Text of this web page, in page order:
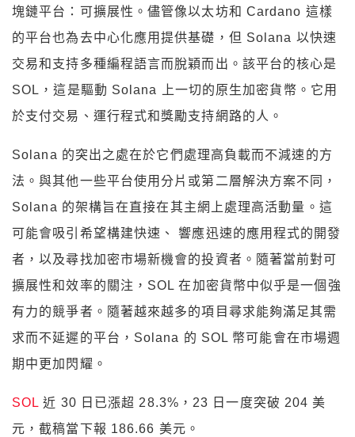
塊鏈平台：可擴展性。儘管像以太坊和 Cardano 這樣
的平台也為去中心化應用提供基礎，但 Solana 以快速
交易和支持多種編程語言而脫穎而出。該平台的核心是
SOL，這是驅動 Solana 上一切的原生加密貨幣。它用
於支付交易、運行程式和獎勵支持網路的人。
Solana 的突出之處在於它們處理高負載而不減速的方
法。與其他一些平台使用分片或第二層解決方案不同，
Solana 的架構旨在直接在其主網上處理高活動量。這
可能會吸引希望構建快速、 響應迅速的應用程式的開發
者，以及尋找加密市場新機會的投資者。隨著當前對可
擴展性和效率的關注，SOL 在加密貨幣中似乎是一個強
有力的競爭者。隨著越來越多的項目尋求能夠滿足其需
求而不延遲的平台，Solana 的 SOL 幣可能會在市場週
期中更加閃耀。
SOL 近 30 日已漲超 28.3%，23 日一度突破 204 美
元，截稿當下報 186.66 美元。